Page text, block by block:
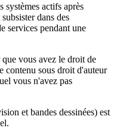
systèmes actifs après
dans des
services pendant une
que vous avez le droit de
contenu sous droit d'auteur
vous n'avez pas
et bandes dessinées) est